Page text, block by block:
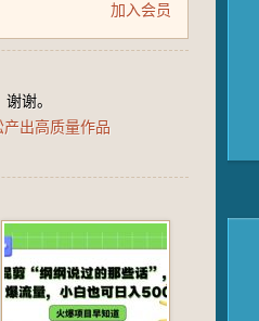
加入会员
谢。
出高质量作品